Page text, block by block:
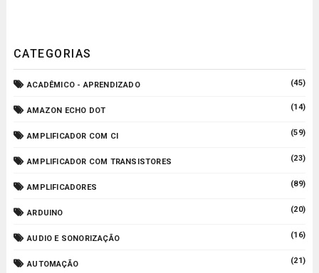
CATEGORIAS
ACADÊMICO - APRENDIZADO (45)
AMAZON ECHO DOT (14)
AMPLIFICADOR COM CI (59)
AMPLIFICADOR COM TRANSISTORES (23)
AMPLIFICADORES (89)
ARDUINO (20)
AUDIO E SONORIZAÇÃO (16)
AUTOMAÇÃO (21)